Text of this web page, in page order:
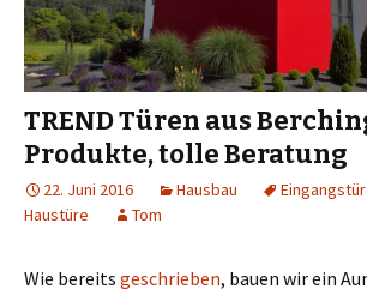
TREND Türen aus
Produkte, tolle Beratung
22. Juni 2016 Hausbau
Haustüre
Tom
Wie bereits geschrieben, bauen wir ein